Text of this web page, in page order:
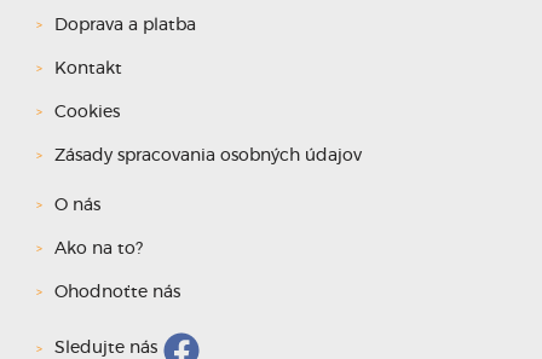
Doprava a platba
Kontakt
Cookies
Zásady spracovania osobných údajov
O nás
Ako na to?
Ohodnoťte nás
Sledujte nás